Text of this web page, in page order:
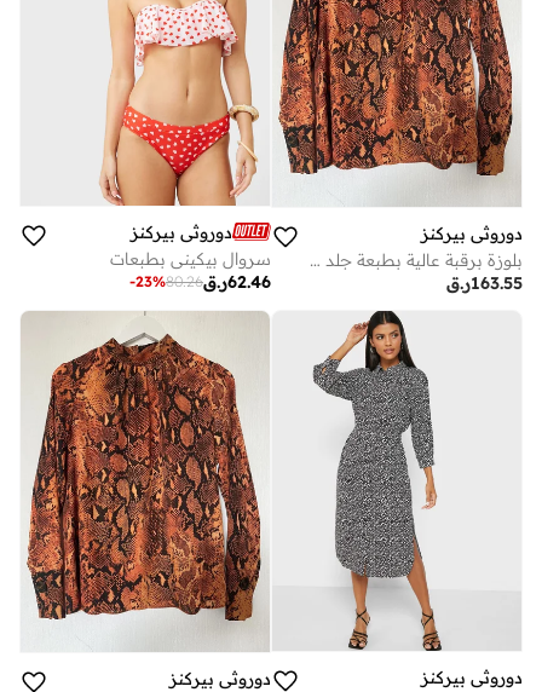
دوروثي بيركنز
بلوزة برقبة عالية بطبعة جلد الثعبان
ر.ق163.55
دوروثي بيركنز
سروال بيكيني بطبعات
ر.ق62.46
80.26
-23%
دوروثي بيركنز
دوروثي بيركنز